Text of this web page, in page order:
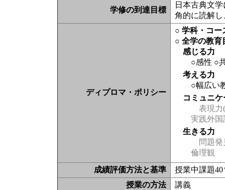
学修の到達目標
日本古典文
角的に読解
ディプロマ・ポリシー
○ 学科・コー
○ 全学の教育
感じる力
○感性 ○
考える力
○幅広い
コミュニ
表現力(
実践外国
生きる力
問題発
倫理観
成績評価方法と基準
授業中課題
授業の方法
講義